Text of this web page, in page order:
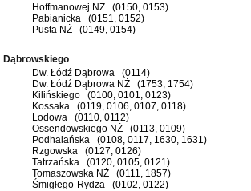
Hoffmanowej NŻ (0150, 0153)
Pabianicka (0151, 0152)
Pusta NŻ (0149, 0154)
Dąbrowskiego
Dw. Łódź Dąbrowa (0114)
Dw. Łódź Dąbrowa NŻ (1753, 1754)
Kilińskiego (0100, 0101, 0123)
Kossaka (0119, 0106, 0107, 0118)
Lodowa (0110, 0112)
Ossendowskiego NŻ (0113, 0109)
Podhalańska (0108, 0117, 1630, 1631)
Rzgowska (0127, 0126)
Tatrzańska (0120, 0105, 0121)
Tomaszowska NŻ (0111, 1857)
Śmigłego-Rydza (0102, 0122)